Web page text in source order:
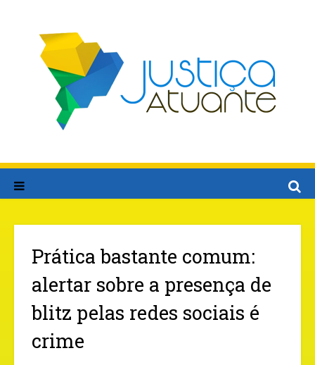
Prática bastante comum:
alertar sobre a presença de
blitz pelas redes sociais é
crime